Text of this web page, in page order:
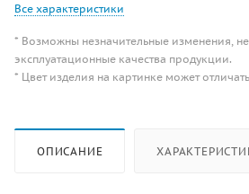
Все характеристики
* Возможны незначительные изменения,
эксплуатационные качества продукции.
* Цвет изделия на картинке может
ОПИСАНИЕ